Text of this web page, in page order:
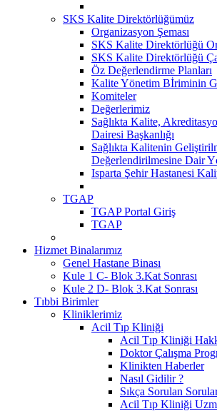
SKS Kalite Direktörlüğümüz
Organizasyon Şeması
SKS Kalite Direktörlüğü
SKS Kalite Direktörlüğü
Öz Değerlendirme Planları
Kalite Yönetim Bİriminin
Komiteler
Değerlerimiz
Sağlıkta Kalite,
Dairesi Başkanlığı
Sağlıkta Kalitenin
Değerlendirilmesine Dair
Isparta Şehir Hastanesi
TGAP
TGAP Portal Giriş
TGAP
Hizmet Binalarımız
Genel Hastane Binası
Kule 1 C- Blok 3.Kat Sonrası
Kule 2 D- Blok 3.Kat Sonrası
Tıbbi Birimler
Kliniklerimiz
Acil Tıp Kliniği
Acil Tıp Kliniği
Doktor Çalışma
Klinikten Haberler
Nasıl Gidilir ?
Sıkça Sorulan
Acil Tıp Kliniği